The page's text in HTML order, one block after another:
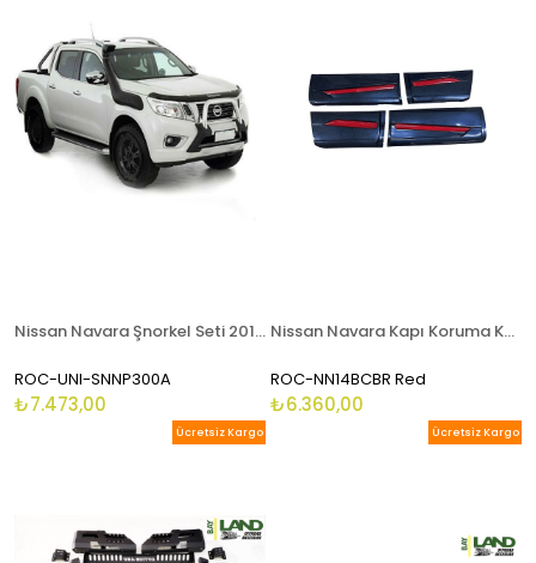
Nissan Navara Şnorkel Seti 2016 - 2021 Np300 Snorkel
ROC-UNI-SNNP300A
₺7.473,00
Nissan Navara Kapı Koruma Kaplaması 2016 - 2021
ROC-NN14BCBR Red
₺6.360,00
Ücretsiz Kargo Ücretsiz Kargo